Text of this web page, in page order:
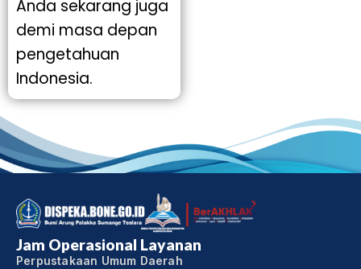
Anda sekarang juga
demi masa depan
pengetahuan
Indonesia.
Jam Operasional Layanan
Perpustakaan Umum Daerah